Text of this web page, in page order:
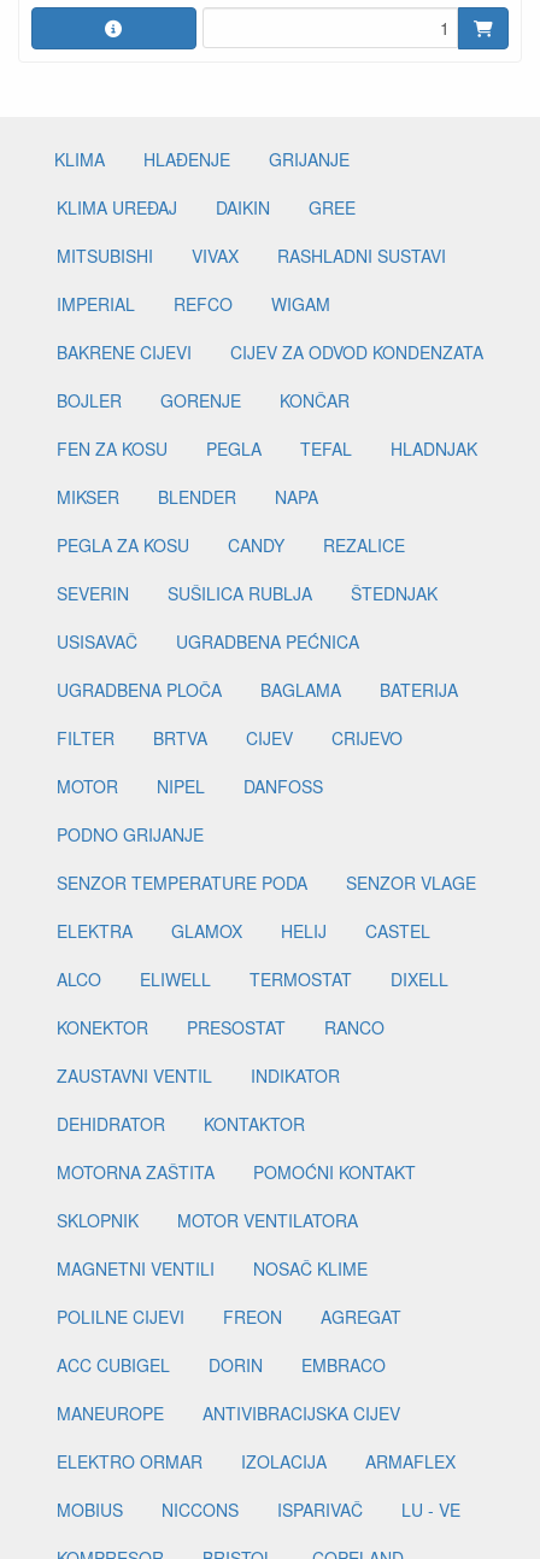
KLIMA HLAĐENJE
GRIJANJE
KLIMA UREĐAJ
DAIKIN
GREE
MITSUBISHI
VIVAX
RASHLADNI SUSTAVI
IMPERIAL
REFCO
WIGAM
BAKRENE CIJEVI
CIJEV ZA ODVOD KONDENZATA
BOJLER
GORENJE
KONČAR
FEN ZA KOSU
PEGLA TEFAL
HLADNJAK
MIKSER
BLENDER
NAPA
PEGLA ZA KOSU
CANDY
REZALICE
SEVERIN
SUŠILICA RUBLJA
ŠTEDNJAK
USISAVAČ
UGRADBENA PEĆNICA
UGRADBENA PLOČA
BAGLAMA
BATERIJA
FILTER
BRTVA CIJEV
CRIJEVO
MOTOR
NIPEL
DANFOSS
PODNO GRIJANJE
SENZOR TEMPERATURE PODA
SENZOR VLAGE
ELEKTRA
GLAMOX HELIJ
CASTEL
ALCO
ELIWELL TERMOSTAT
DIXELL
KONEKTOR
PRESOSTAT
RANCO
ZAUSTAVNI VENTIL
INDIKATOR
DEHIDRATOR
KONTAKTOR
MOTORNA ZAŠTITA
POMOĆNI KONTAKT
SKLOPNIK
MOTOR VENTILATORA
MAGNETNI VENTILI
NOSAČ KLIME
POLILNE CIJEVI
FREON
AGREGAT
ACC CUBIGEL
DORIN
EMBRACO
MANEUROPE
ANTIVIBRACIJSKA CIJEV
ELEKTRO ORMAR
IZOLACIJA
ARMAFLEX
MOBIUS
NICCONS ISPARIVAČ
LU - VE